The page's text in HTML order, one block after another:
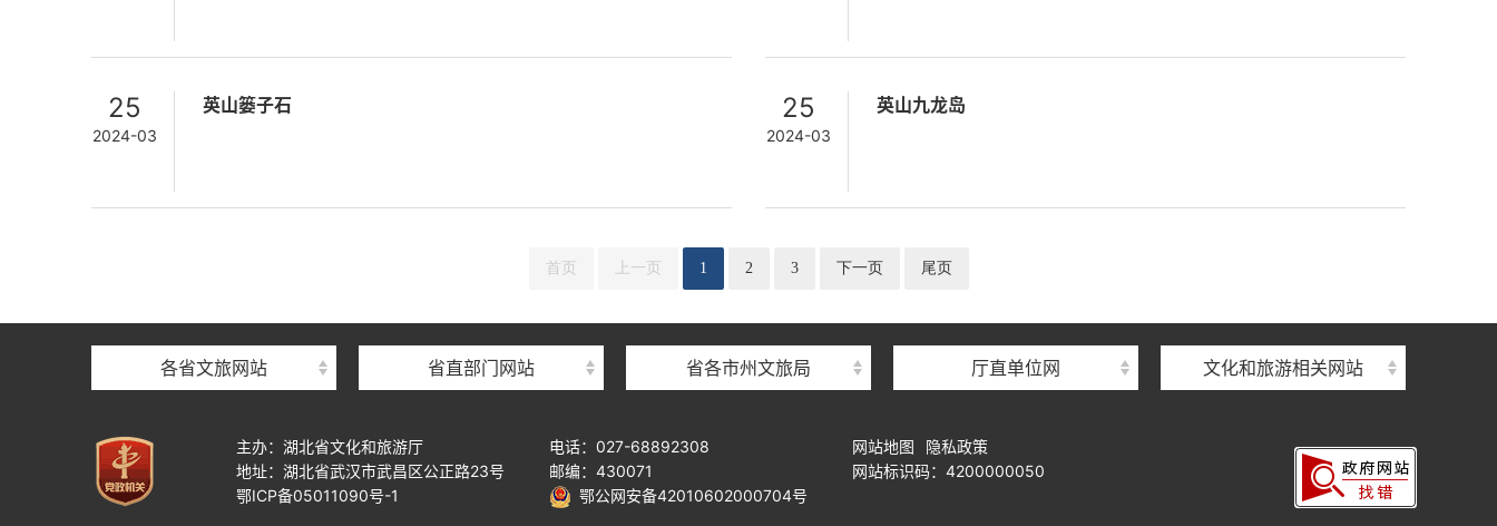
英山篓子石
25
2024-03
英山九龙岛
25
2024-03
首页 上一页 1 2 3 下一页 尾页
各省文旅网站 省直部门网站 省各市州文旅局 厅直单位网 文化和旅游相关网站
主办：湖北省文化和旅游厅
地址：湖北省武汉市武昌区公正路23号
鄂ICP备05011090号-1
电话：027-68892308
邮编：430071
鄂公网安备42010602000704号
网站地图
隐私政策
网站标识码：4200000050